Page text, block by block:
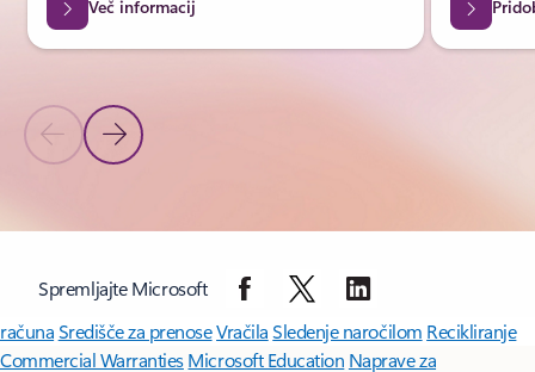
Prejšnji diapozitiv
Naslednji diapozitiv
Več informacij
Nazaj na kontrolnike za krmarjenje po vrtiljaku
Spremljajte Microsoft
Microsoft CopilotMicrosoft 365 Aplikacije za Windows 11
računaSredišče za prenoseVračila Sledenje naročilom Recikliranje
Commercial WarrantiesMicrosoft Education Naprave za